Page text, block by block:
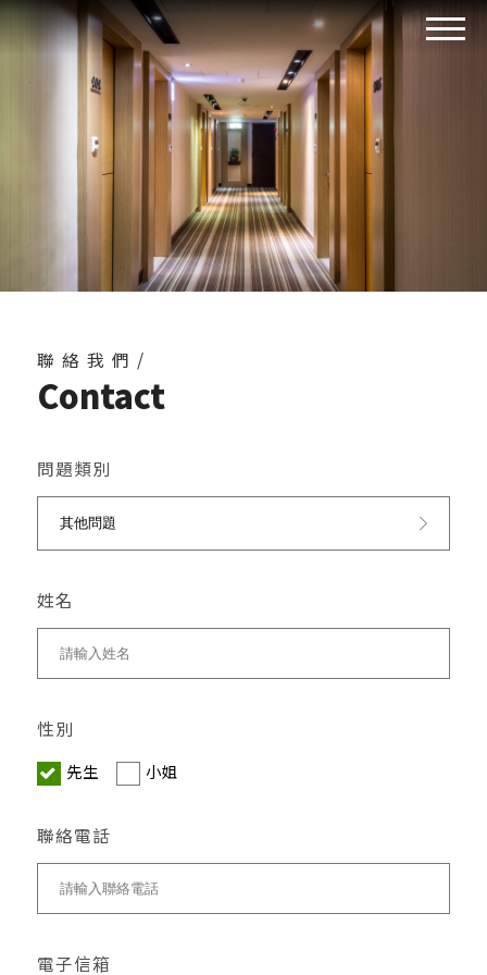
聯絡我們/
Contact
問題類別
姓名
性別
先生 小姐
聯絡電話
電子信箱